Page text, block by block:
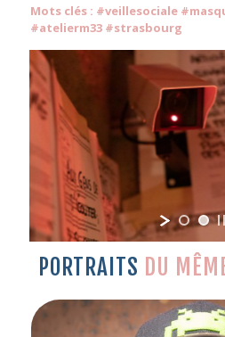
Mots clés : #veillesociale
#atelierm33 #strasbourg
PORTRAITS DU